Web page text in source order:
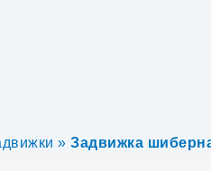
» Задвижка